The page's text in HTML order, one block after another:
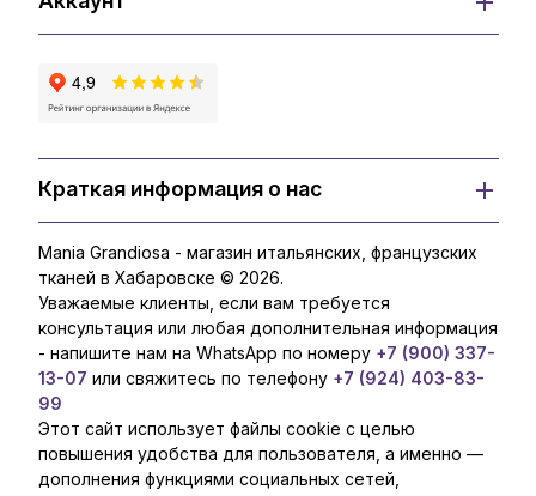
Краткая информация о нас
Mania Grandiosa - магазин итальянских, французских
тканей в Хабаровске © 2026.
Уважаемые клиенты, если вам требуется
консультация или любая дополнительная информация
- напишите нам на WhatsApp по номеру +7 (900) 337-
13-07 или свяжитесь по телефону +7 (924) 403-83-
99
Этот сайт использует файлы cookie с целью
повышения удобства для пользователя, а именно —
дополнения функциями социальных сетей,